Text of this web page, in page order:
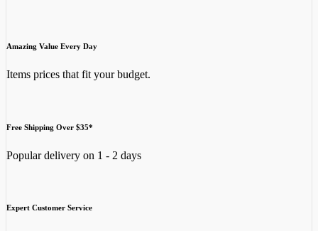
Amazing Value Every Day
Items prices that fit your budget.
Free Shipping Over $35*
Popular delivery on 1 - 2 days
Expert Customer Service